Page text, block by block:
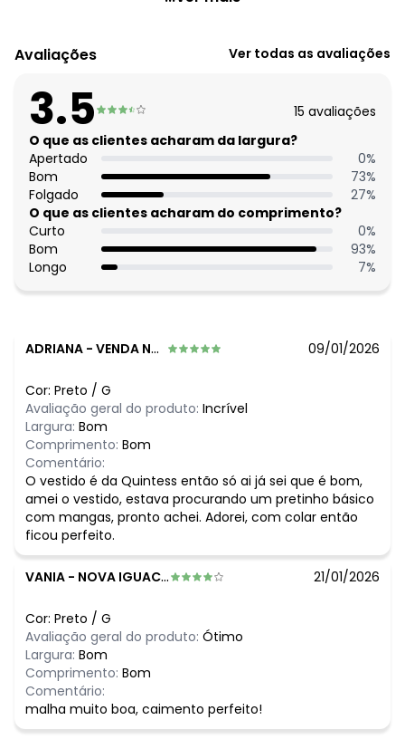
Modelagem: Solta
Decote frente: Redondo
Complemento: Bolso frontal;
Comprimento: Longuete
Material: Malha de Viscose com Elastano
Estação: Ano Inteiro
Situação de Uso: Casual
Composição Material: 97% Viscose, 3% Elastano
Histórico de preços
O preço apresentado abaixo é o menor oferecido em
algum dia do mês, para o menor tamanho disponível.
agosto/2026
N/D*
maio/2026 N/D*
março/2026
fevereiro/2026
Avaliações Ver todas as avaliações
3.5 15 avaliações
O que as clientes acharam da largura?
Apertado
0%
Bom
73%
Folgado
27%
O que as clientes acharam do comprimento?
Curto
0%
Bom
93%
Longo
7%
ADRIANA - VENDA NOVA DO IMIGRANTE - ES 09/01/2026
Cor: Preto / G
Avaliação geral do produto: Incrível
Largura: Bom
Comprimento: Bom
Comentário:
O vestido é da Quintess então só ai já sei que é bom,
amei o vestido, estava procurando um pretinho básico
com mangas, pronto achei. Adorei, com colar então
ficou perfeito.
VANIA - NOVA IGUACU - RJ 21/01/2026
Cor: Preto / G
Avaliação geral do produto: Ótimo
Largura: Bom
Comprimento: Bom
Comentário:
malha muito boa, caimento perfeito!